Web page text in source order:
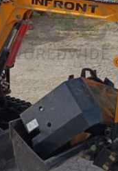
Tecnología
Muebles y Decoración
Náutico